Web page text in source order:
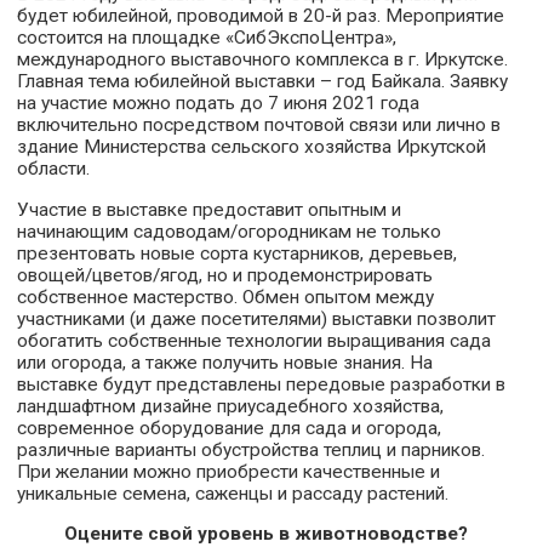
будет юбилейной, проводимой в 20-й раз. Мероприятие
состоится на площадке «СибЭкспоЦентра»,
международного выставочного комплекса в г. Иркутске.
Главная тема юбилейной выставки – год Байкала. Заявку
на участие можно подать до 7 июня 2021 года
включительно посредством почтовой связи или лично в
здание Министерства сельского хозяйства Иркутской
области.
Участие в выставке предоставит опытным и
начинающим садоводам/огородникам не только
презентовать новые сорта кустарников, деревьев,
овощей/цветов/ягод, но и продемонстрировать
собственное мастерство. Обмен опытом между
участниками (и даже посетителями) выставки позволит
обогатить собственные технологии выращивания сада
или огорода, а также получить новые знания. На
выставке будут представлены передовые разработки в
ландшафтном дизайне приусадебного хозяйства,
современное оборудование для сада и огорода,
различные варианты обустройства теплиц и парников.
При желании можно приобрести качественные и
уникальные семена, саженцы и рассаду растений.
Оцените свой уровень в животноводстве?